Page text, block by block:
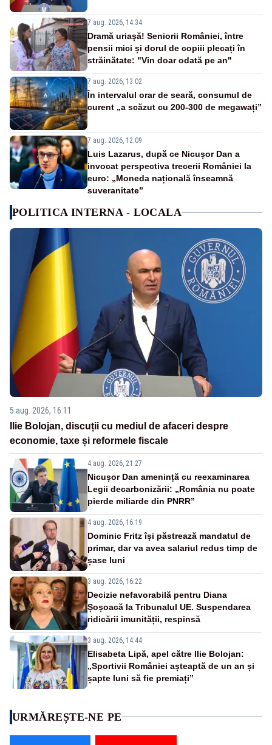
7 aug. 2026, 14:34
Dramă uriașă! Seniorii României, între
pensii mici și dorul de copiii plecați în
străinătate: "Vin doar odată pe an"
7 aug. 2026, 13:02
În intervalul orar de seară, consumul de
curent „a scăzut cu 200-300 de megawați”
7 aug. 2026, 12:09
Luis Lazarus, după ce Nicușor Dan a
invocat perspectiva trecerii României la
euro: „Moneda națională înseamnă
suveranitate”
POLITICA INTERNA - LOCALA
5 aug. 2026, 16:11
Ilie Bolojan, discuții cu mediul de afaceri despre
economie, taxe și reformele fiscale
4 aug. 2026, 21:27
Nicușor Dan amenință cu reexaminarea
Legii decarbonizării: „România nu poate
pierde miliarde din PNRR”
4 aug. 2026, 16:19
Dominic Fritz își păstrează mandatul de
primar, dar va avea salariul redus timp de
șase luni
3 aug. 2026, 16:22
Decizie nefavorabilă pentru Diana
Șoșoacă la Tribunalul UE. Suspendarea
ridicării imunității, respinsă
3 aug. 2026, 14:44
Elisabeta Lipă, apel către Ilie Bolojan:
„Sportivii României așteaptă de un an și
șapte luni să fie premiați”
URMĂREȘTE-NE PE